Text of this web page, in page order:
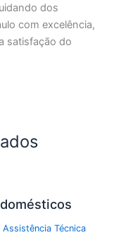
dos
com excelência,
satisfação do
Técnica